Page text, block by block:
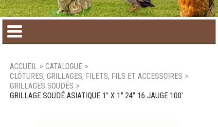
Catalogue de produit
ACCUEIL > CATALOGUE >
CLÔTURES, GRILLAGES, FILETS, FILS ET ACCESSOIRES >
GRILLAGES SOUDÉS >
GRILLAGE SOUDÉ ASIATIQUE 1" X 1" 24" 16 JAUGE 100'